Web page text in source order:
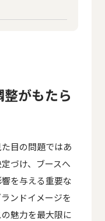
がもたら
目の問題ではあ
づけ、ブースへ
を与える重要な
ンドイメージを
魅力を最大限に